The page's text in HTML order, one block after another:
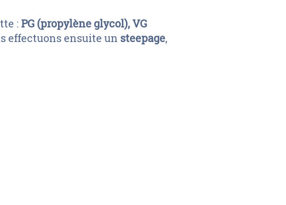
: PG (propylène glycol), VG
effectuons ensuite un steepage,